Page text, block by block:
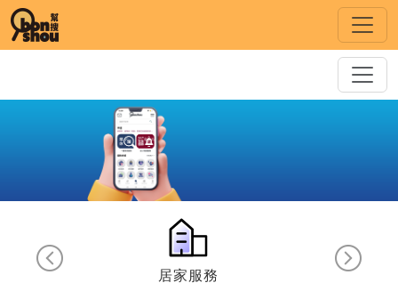
直接對話，即時解决問题。
居家服務 美容纖體